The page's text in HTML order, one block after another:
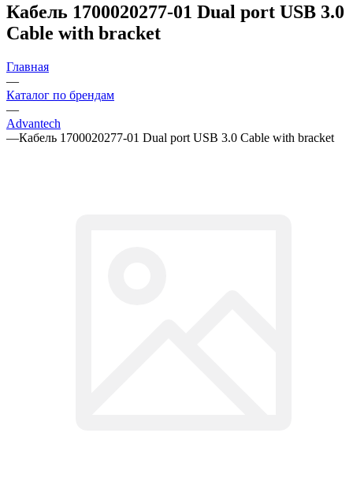
Кабель 1700020277-01 Dual port USB 3.0
Cable with bracket
Главная
—
Каталог по брендам
—
Advantech
—Кабель 1700020277-01 Dual port USB 3.0 Cable with bracket